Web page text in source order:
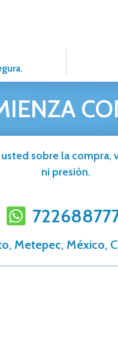
sobre la
ni presión.
Metepec, México,